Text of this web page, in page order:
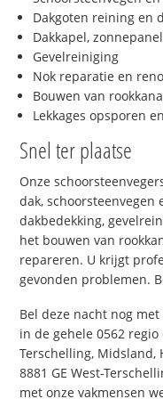
Dakgoten reining en
Dakkapel,
Gevelreiniging
Nok reparatie en
Bouwen van
Lekkages opsporen
Snel ter plaatse
Onze
dak,
dakbedekking,
het bouwen van
repareren. U krijgt
gevonden problemen.
Bel deze nacht nog met
in de gehele 0562
Terschelling, Midsland,
8881 GE West-
met onze vakmensen